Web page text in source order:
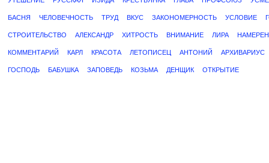
БАСНЯ ЧЕЛОВЕЧНОСТЬ ТРУД ВКУС ЗАКОНОМЕРНОСТЬ УСЛОВИЕ
СТРОИТЕЛЬСТВО АЛЕКСАНДР ХИТРОСТЬ ВНИМАНИЕ ЛИРА
КОММЕНТАРИЙ КАРЛ КРАСОТА ЛЕТОПИСЕЦ АНТОНИЙ АРХИВАРИУС
ГОСПОДЬ БАБУШКА ЗАПОВЕДЬ КОЗЬМА ДЕНЩИК ОТКРЫТИЕ